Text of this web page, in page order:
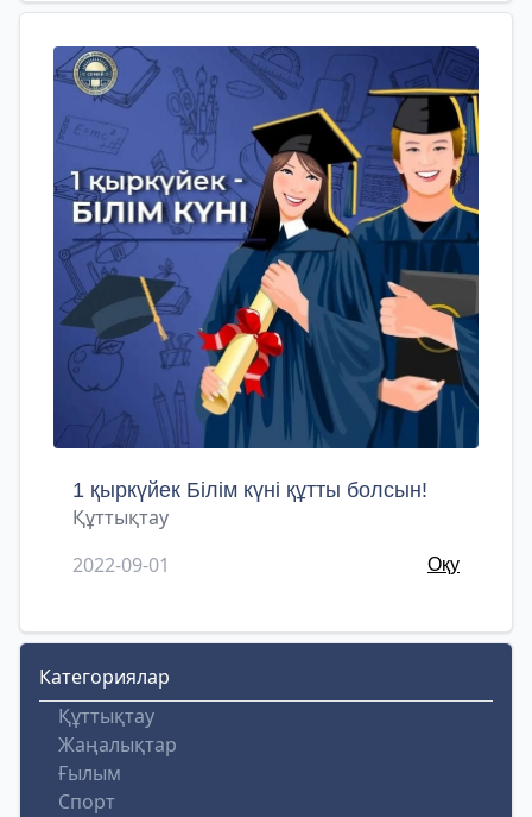
1 қыркүйек Білім күні құтты болсын!
Құттықтау
2022-09-01
Оқу
Категориялар
Құттықтау
Жаңалықтар
Ғылым
Спорт